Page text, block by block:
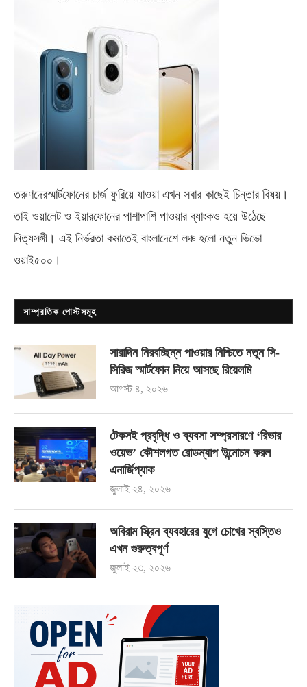
তরুণদেরস্মার্টফোনের চার্জ ফুরিয়ে যাওয়া এখন সবার কাছেই চিন্তার বিষয়।
তাই ওয়ালেট ও ইয়ারফোনের পাশাপাশি পাওয়ার ব্যাংকও হয়ে উঠেছে
নিত্যসঙ্গী। এই নির্ভরতা কমাতেই বাংলাদেশে লঞ্চ হলো নতুন ভিভো
ওয়াই৫০০ ।
সাম্প্রতিক পোস্টসমূহ
সারাদিন নিরবচ্ছিন্ন পাওয়ার নিশ্চিতে নতুন সি-
সিরিজ স্মার্টফোন নিয়ে আসছে রিয়েলমি
আগস্ট ৪, ২০২৬
টেকসই প্রবৃদ্ধি ও ব্যবসা সম্প্রসারণে ‘রিভার
ওয়েভ’ কৌশলগত রোডম্যাপ উন্মোচন করল
এনার্জিপ্যাক
জুলাই ২৪, ২০২৬
অবিরাম স্ক্রিন ব্যবহারের যুগে চোখের স্বস্তিও
এখন গুরুত্বপূর্ণ
জুলাই ২৩, ২০২৬